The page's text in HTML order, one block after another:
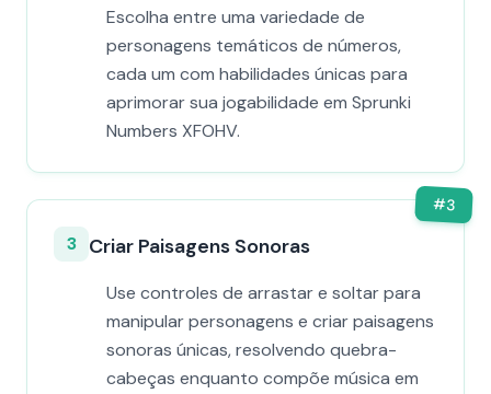
Escolha entre uma variedade de
personagens temáticos de números,
cada um com habilidades únicas para
aprimorar sua jogabilidade em Sprunki
Numbers XFOHV.
#3
3 Criar Paisagens Sonoras
Use controles de arrastar e soltar para
manipular personagens e criar paisagens
sonoras únicas, resolvendo quebra-
cabeças enquanto compõe música em